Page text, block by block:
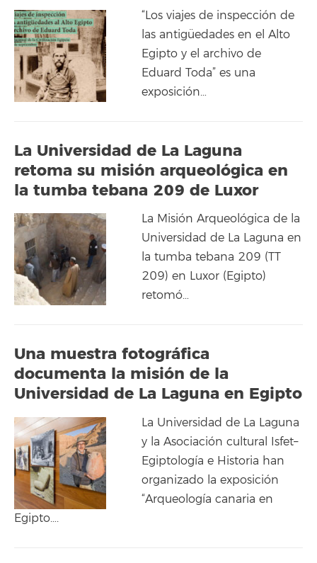
“Los viajes de inspección de
las antigüedades en el Alto
Egipto y el archivo de
Eduard Toda” es una
exposición…
La Universidad de La Laguna
retoma su misión arqueológica en
la tumba tebana 209 de Luxor
La Misión Arqueológica de la
Universidad de La Laguna en
la tumba tebana 209 (TT
209) en Luxor (Egipto)
retomó…
Una muestra fotográfica
documenta la misión de la
Universidad de La Laguna en Egipto
La Universidad de La Laguna
y la Asociación cultural Isfet–
Egiptología e Historia han
organizado la exposición
“Arqueología canaria en
Egipto….